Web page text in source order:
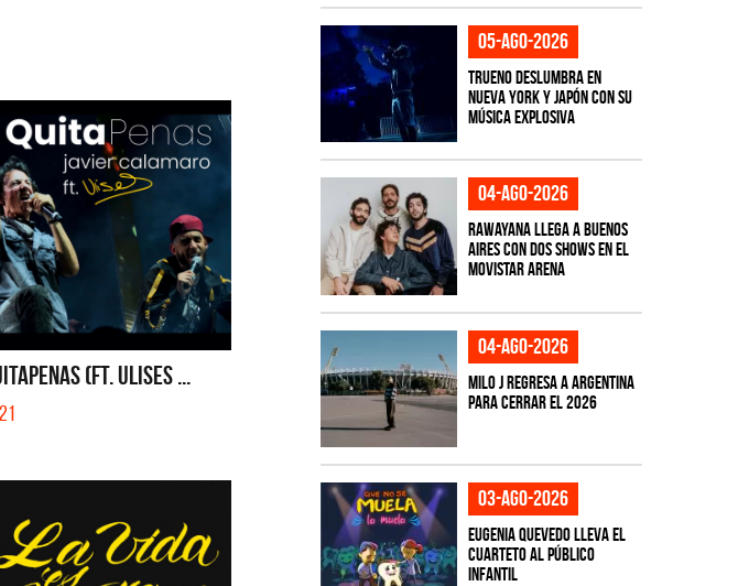
(FT. ULISES ...
05-ago-2026
TRUENO deslumbra en
Nueva York y Japón con su
música explosiva
04-ago-2026
Rawayana llega a Buenos
Aires con dos shows en el
Movistar Arena
04-ago-2026
Milo J regresa a Argentina
para cerrar el 2026
03-ago-2026
Eugenia Quevedo lleva el
cuarteto al público
infantil